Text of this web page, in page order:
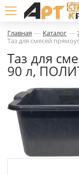
Главная — Каталог —
Таз для смесей
Таз для
90 л,